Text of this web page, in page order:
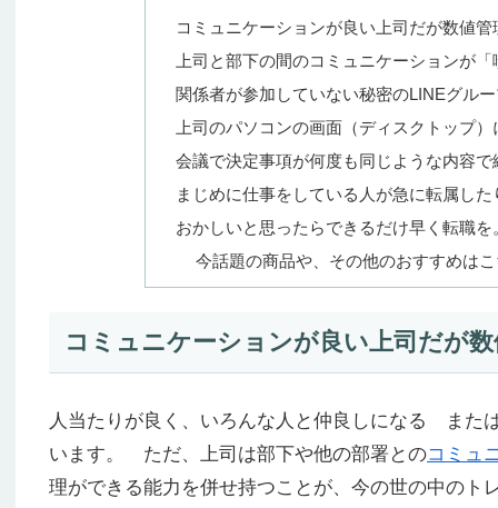
コミュニケーションが良い上司だが数値
上司と部下の間のコミュニケーションが
関係者が参加していない秘密のLINEグル
上司のパソコンの画面（ディスクトップ
会議で決定事項が何度も同じような内容
まじめに仕事をしている人が急に転属し
おかしいと思ったらできるだけ早く転職を
今話題の商品や、その他のおすすめは
コミュニケーションが良い上司だが
人当たりが良く、いろんな人と仲良しになる また
います。 ただ、上司は部下や他の部署とのコミュ
理ができる能力を併せ持つことが、今の世の中のト